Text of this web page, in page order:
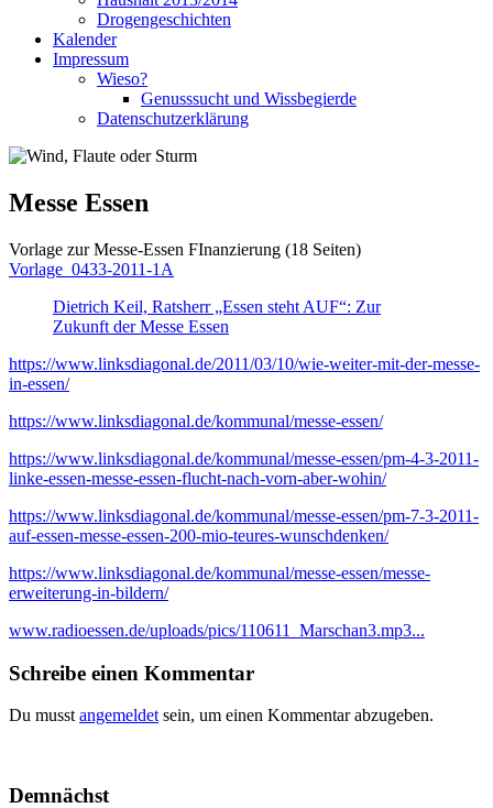
Drogengeschichten
Kalender
Impressum
Wieso?
Genusssucht und Wissbegierde
Datenschutzerklärung
Messe Essen
Vorlage zur Messe-Essen FInanzierung (18 Seiten)
Vorlage_0433-2011-1A
Dietrich Keil, Ratsherr „Essen steht AUF“: Zur
Zukunft der Messe Essen
https://www.linksdiagonal.de/2011/03/10/wie-weiter-mit-der-messe-
in-essen/
https://www.linksdiagonal.de/kommunal/messe-essen/
https://www.linksdiagonal.de/kommunal/messe-essen/pm-4-3-2011-
linke-essen-messe-essen-flucht-nach-vorn-aber-wohin/
https://www.linksdiagonal.de/kommunal/messe-essen/pm-7-3-2011-
auf-essen-messe-essen-200-mio-teures-wunschdenken/
https://www.linksdiagonal.de/kommunal/messe-essen/messe-
erweiterung-in-bildern/
www.radioessen.de/uploads/pics/110611_Marschan3.mp3...
Schreibe einen Kommentar
Du musst angemeldet sein, um einen Kommentar abzugeben.
Demnächst